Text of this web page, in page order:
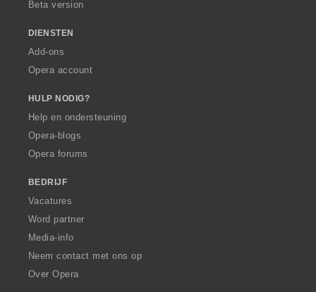
Beta version
DIENSTEN
Add-ons
Opera account
HULP NODIG?
Help en ondersteuning
Opera-blogs
Opera forums
BEDRIJF
Vacatures
Word partner
Media-info
Neem contact met ons op
Over Opera